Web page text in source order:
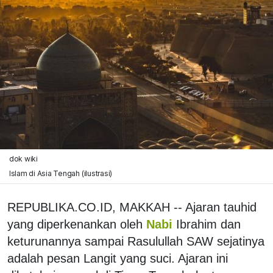
dok wiki
Islam di Asia Tengah (ilustrasi)
REPUBLIKA.CO.ID, MAKKAH -- Ajaran tauhid
yang diperkenankan oleh Nabi Ibrahim dan
keturunannya sampai Rasulullah SAW sejatinya
adalah pesan Langit yang suci. Ajaran ini